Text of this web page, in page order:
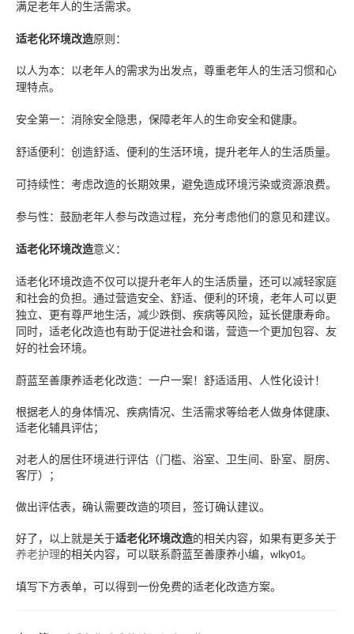
满足老年人的生活需求。
适老化环境改造原则：
以人为本：以老年人的需求为出发点，尊重老年人的生活习惯和心
理特点。
安全第一：消除安全隐患，保障老年人的生命安全和健康。
舒适便利：创造舒适、便利的生活环境，提升老年人的生活质量。
可持续性：考虑改造的长期效果，避免造成环境污染或资源浪费。
参与性：鼓励老年人参与改造过程，充分考虑他们的意见和建议。
适老化环境改造意义 ：
适老化环境改造不仅可以提升老年人的生活质量，还可以减轻家庭
和社会的负担。通过营造安全、舒适、便利的环境，老年人可以更
独立、更有尊严地生活，减少跌倒、疾病等风险，延长健康寿命。
同时，适老化改造也有助于促进社会和谐，营造一个更加包容、友
好的社会环境。
蔚蓝至善康养适老化改造：一户一案！舒适适用、人性化设计！
根据老人的身体情况、疾病情况、生活需求等给老人做身体健康、
适老化辅具评估；
对老人的居住环境进行评估（门槛、浴室、卫生间、卧室、厨房、
客厅）；
做出评估表，确认需要改造的项目，签订确认建议。
好了，以上就是关于适老化环境改造的相关内容，如果有更多关于
养老护理的相关内容，可以联系蔚蓝至善康养小编， wlky01。
填写下方表单，可以得到一份免费的适老化改造方案。